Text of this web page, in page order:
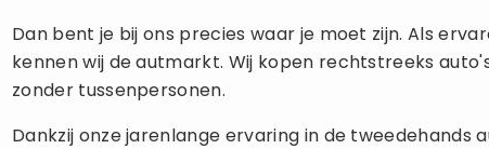
Dan bent je bij ons precies waar je moet zijn. Als
kennen wij de autmarkt. Wij kopen rechtstreeks
zonder tussenpersonen.
Dankzij onze jarenlange ervaring in de tweedehands